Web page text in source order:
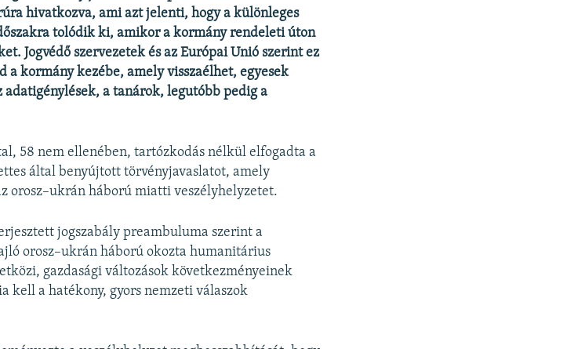
hivatkozva, ami azt jelenti, hogy a különleges
tolódik ki, amikor a kormány rendeleti úton
Jogvédő szervezetek és az Európai Unió szerint ez
a kormány kezébe, amely visszaélhet, egyesek
adatigénylések, a tanárok, legutóbb pedig a
58 nem ellenében, tartózkodás nélkül elfogadta a
által benyújtott törvényjavaslatot, amely
orosz–ukrán háború miatti veszélyhelyzetet.
jogszabály preambuluma szerint a
orosz–ukrán háború okozta humanitárius
gazdasági változások következményeinek
kell a hatékony, gyors nemzeti válaszok